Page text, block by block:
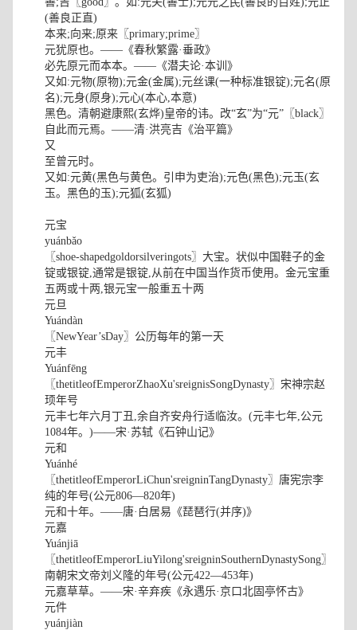
(善良正直)
本来;向来;原来〖primary;prime〗
元犹原也。——《春秋繁露·垂政》
必先原元而本本。——《潜夫论·本训》
又如:元物(原物);元金(金属);元丝课(一种标准银锭);元名(原
名);元身(原身);元心(本心,本意)
黑色。清朝避康熙(玄烨)皇帝的讳。改“玄”为“元”〖black〗
自此而元焉。——清·洪亮吉《治平篇》
又
至曾元时。
又如:元黄(黑色与黄色。引申为吏治);元色(黑色);元玉(玄
玉。黑色的玉);元狐(玄狐)
元宝
yuánbǎo
〖shoe-shapedgoldorsilveringots〗大宝。状似中国鞋子的金
锭或银锭,通常是银锭,从前在中国当作货币使用。金元宝重
五两或十两,银元宝一般重五十两
元旦
Yuándàn
〖NewYear’sDay〗公历每年的第一天
元丰
Yuánfēng
〖thetitleofEmperorZhaoXu'sreignisSongDynasty〗宋神宗赵
顼年号
元丰七年六月丁丑,余自齐安舟行适临汝。(元丰七年,公元
1084年。)——宋·苏轼《石钟山记》
元和
Yuánhé
〖thetitleofEmperorLiChun'sreigninTangDynasty〗唐宪宗李
纯的年号(公元806—820年)
元和十年。——唐·白居易《琵琶行(并序)》
元嘉
Yuánjiā
〖thetitleofEmperorLiuYilong'sreigninSouthernDynastySong〗
南朝宋文帝刘义隆的年号(公元422—453年)
元嘉草草。——宋·辛弃疾《永遇乐·京口北固亭怀古》
元件
yuánjiàn